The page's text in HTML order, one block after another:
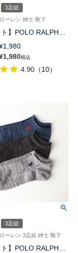
3足組
ーレン 紳士 靴下
ト】POLO RALPH
ライン 足底パイ
ポート ワンポイン
丈 ソックス メンズ
1,980
1,980税込
4.90 （10）
3足組
ーレン 3足組 紳士 靴下
ト】POLO RALPH